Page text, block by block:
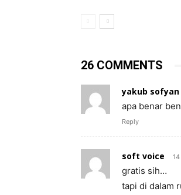
26 COMMENTS
yakub sofyan
apa benar
Reply
soft voice
gratis sih…
tapi di dalam